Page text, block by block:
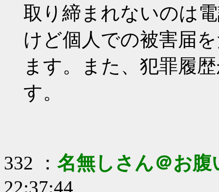
取り締まれないのは
けど個人での被害届
ます。また、犯罪履
す。
332 ： 名無しさん＠お腹
22:37:44